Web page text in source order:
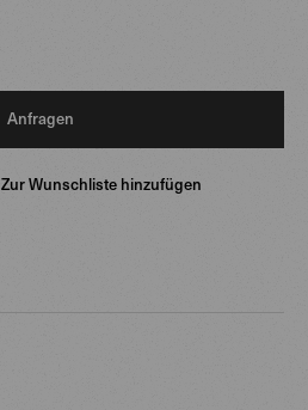
Anfragen
Zur Wunschliste hinzufügen